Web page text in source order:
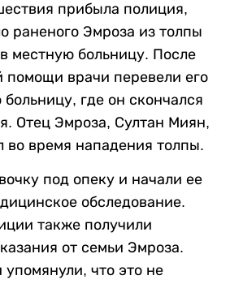
прибыла полиция,
раненого Эмроза из толпы
местную больницу. После
помощи врачи перевели его
где он скончался
Отец Эмроза, Султан Миян,
во время нападения толпы.
под опеку и начали ее
обследование.
также получили
от семьи Эмроза.
что это не